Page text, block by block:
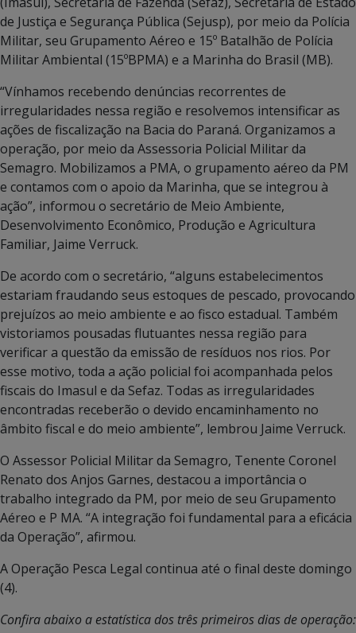
de Justiça e Segurança Pública (Sejusp), por meio da Polícia
Militar, seu Grupamento Aéreo e 15º Batalhão de Polícia
Militar Ambiental (15ºBPMA) e a Marinha do Brasil (MB).
“Vínhamos recebendo denúncias recorrentes de
irregularidades nessa região e resolvemos intensificar as
ações de fiscalização na Bacia do Paraná. Organizamos a
operação, por meio da Assessoria Policial Militar da
Semagro. Mobilizamos a PMA, o grupamento aéreo da PM
e contamos com o apoio da Marinha, que se integrou à
ação”, informou o secretário de Meio Ambiente,
Desenvolvimento Econômico, Produção e Agricultura
Familiar, Jaime Verruck.
De acordo com o secretário, “alguns estabelecimentos
estariam fraudando seus estoques de pescado, provocando
prejuízos ao meio ambiente e ao fisco estadual. Também
vistoriamos pousadas flutuantes nessa região para
verificar a questão da emissão de resíduos nos rios. Por
esse motivo, toda a ação policial foi acompanhada pelos
fiscais do Imasul e da Sefaz. Todas as irregularidades
encontradas receberão o devido encaminhamento no
âmbito fiscal e do meio ambiente”, lembrou Jaime Verruck.
O Assessor Policial Militar da Semagro, Tenente Coronel
Renato dos Anjos Garnes, destacou a importância o
trabalho integrado da PM, por meio de seu Grupamento
Aéreo e P MA. “A integração foi fundamental para a eficácia
da Operação”, afirmou.
A Operação Pesca Legal continua até o final deste domingo
(4).
Confira abaixo a estatística dos três primeiros dias de operação: